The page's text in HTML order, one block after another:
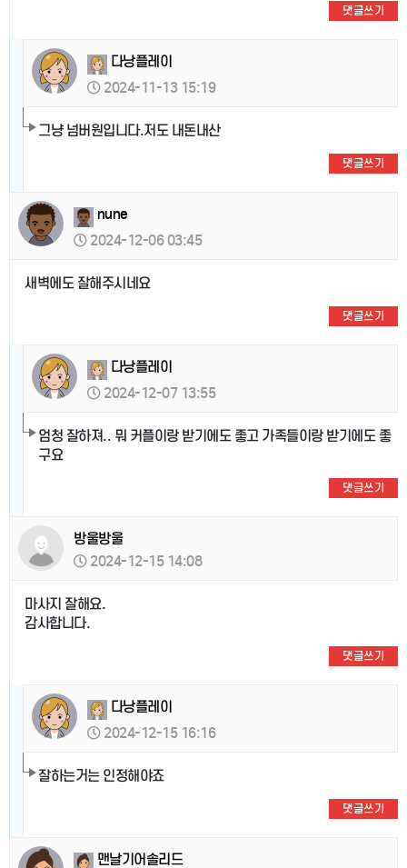
댓글쓰기
다낭플레이
2024-11-13 15:19
그냥 넘버원입니다.저도 내돈내산
댓글쓰기
nune
2024-12-06 03:45
새벽에도 잘해주시네요
댓글쓰기
다낭플레이
2024-12-07 13:55
엄청 잘하져.. 뭐 커플이랑 받기에도 좋고 가족들이랑 받기에도 좋
구요
댓글쓰기
방울방울
2024-12-15 14:08
마사지 잘해요.
감사합니다.
댓글쓰기
다낭플레이
2024-12-15 16:16
잘하는거는 인정해야죠
댓글쓰기
맨날기어솔리드